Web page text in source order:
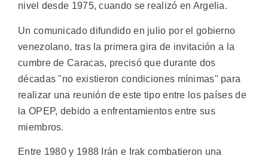
nivel desde 1975, cuando se realizó en Argelia.
Un comunicado difundido en julio por el gobierno
venezolano, tras la primera gira de invitación a la
cumbre de Caracas, precisó que durante dos
décadas "no existieron condiciones mínimas" para
realizar una reunión de este tipo entre los países de
la OPEP, debido a enfrentamientos entre sus
miembros.
Entre 1980 y 1988 Irán e Irak combatieron una